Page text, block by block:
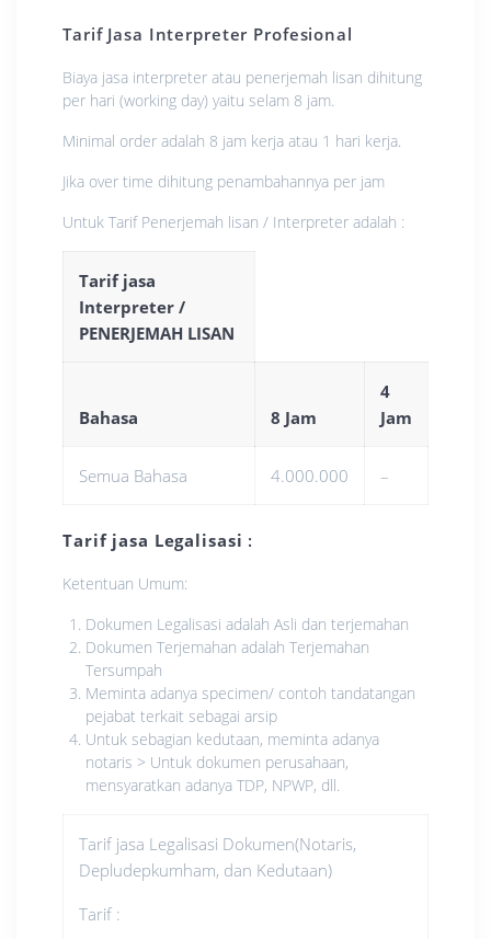
Tarif Jasa Interpreter Profesional
Biaya jasa interpreter atau penerjemah lisan dihitung
per hari (working day) yaitu selam 8 jam.
Minimal order adalah 8 jam kerja atau 1 hari kerja.
Jika over time dihitung penambahannya per jam
Untuk Tarif Penerjemah lisan / Interpreter adalah :
Tarif jasa
Interpreter /
PENERJEMAH LISAN
Bahasa 8 Jam
4
Jam
Semua Bahasa 4.000.000 –
Tarif jasa Legalisasi :
Ketentuan Umum:
Dokumen Legalisasi adalah Asli dan terjemahan
Dokumen Terjemahan adalah Terjemahan
Tersumpah
Meminta adanya specimen/ contoh tandatangan
pejabat terkait sebagai arsip
Untuk sebagian kedutaan, meminta adanya
notaris > Untuk dokumen perusahaan,
mensyaratkan adanya TDP, NPWP, dll.
Tarif jasa Legalisasi Dokumen(Notaris,
Depludepkumham, dan Kedutaan)
Tarif :